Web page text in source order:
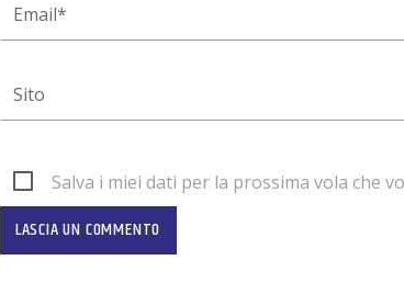
Salva i miei dati per la prossima vola che